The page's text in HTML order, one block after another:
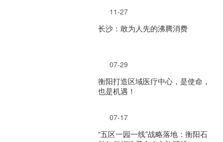
11-27
长沙：敢为人先的沸腾消费
07-29
衡阳打造区域医疗中心，是使命，
也是机遇！
07-17
“五区一园一线”战略落地：衡阳石